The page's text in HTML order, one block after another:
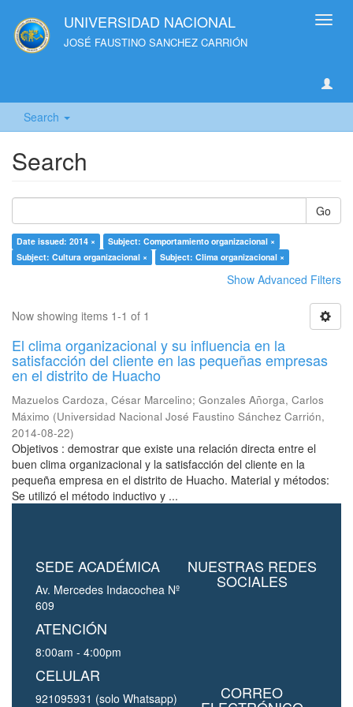
UNIVERSIDAD NACIONAL
JOSÉ FAUSTINO SANCHEZ CARRIÓN
Search
Search
Go
Date issued: 2014 ×
Subject: Comportamiento organizacional ×
Subject: Cultura organizacional ×
Subject: Clima organizacional ×
Show Advanced Filters
Now showing items 1-1 of 1
El clima organizacional y su influencia en la
satisfacción del cliente en las pequeñas empresas
en el distrito de Huacho
Mazuelos Cardoza, César Marcelino; Gonzales Añorga, Carlos
Máximo (Universidad Nacional José Faustino Sánchez Carrión,
2014-08-22)
Objetivos : demostrar que existe una relación directa entre el
buen clima organizacional y la satisfacción del cliente en la
pequeña empresa en el distrito de Huacho. Material y métodos:
Se utilizó el método inductivo y ...
SEDE ACADÉMICA
Av. Mercedes Indacochea Nº
609
ATENCIÓN
8:00am - 4:00pm
CELULAR
921095931 (solo Whatsapp)
NUESTRAS REDES
SOCIALES
CORREO